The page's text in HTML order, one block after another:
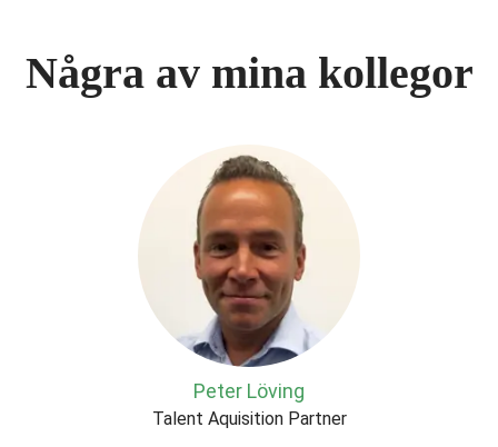
Några av mina kollegor
Peter Löving
Talent Aquisition Partner